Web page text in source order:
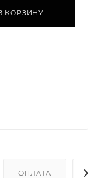
КОРЗИНУ
ОПЛАТА